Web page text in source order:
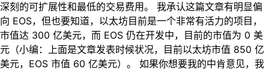
深刻的可扩展性和最低的交易费用。 我承认这篇文章有明显偏
向 EOS，但也要知道，以太坊目前是一个非常有活力的项目，
市值达 300 亿美元，而 EOS 仍在开发中，目前的市值为 0 美
元（小编：上面是文章发表时候状况，目前以太坊市值 850 亿
美元，EOS 市值 60 亿美元）。 如果你想要我的中肯意见，我